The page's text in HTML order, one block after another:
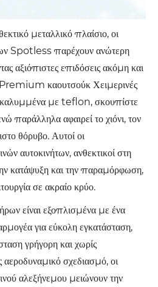
μεταλλικό πλαίσιο, οι
Spotless παρέχουν ανώτερη
αξιόπιστες επιδόσεις ακόμη και
καουτσούκ Χειμερινές
με teflon, σκουπίστε
παράλληλα αφαιρεί το χιόνι, τον
θόρυβο. Αυτοί οι
αυτοκινήτων, ανθεκτικοί στη
κατάψυξη και την παραμόρφωση,
σε ακραίο κρύο.
είναι εξοπλισμένα με ένα
για εύκολη εγκατάσταση,
γρήγορη και χωρίς
σχεδιασμό, οι
αλεξήνεμου μειώνουν την